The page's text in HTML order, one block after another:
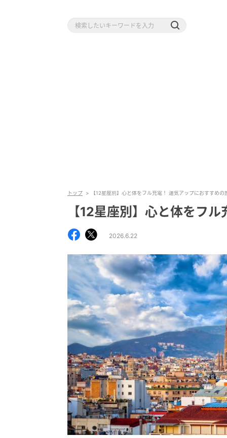
トップ 【12星座別】心と体をフル充電！ 運気アップにおすすめの
【12星座別】心と体をフ
2026.6.22